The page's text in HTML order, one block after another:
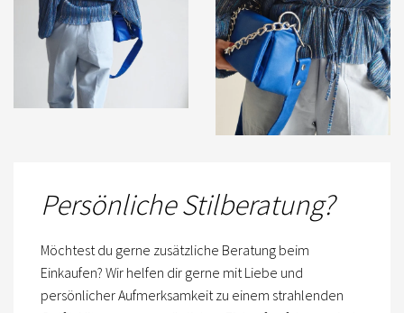
Persönliche Stilberatung?
Möchtest du gerne zusätzliche Beratung beim
Einkaufen? Wir helfen dir gerne mit Liebe und
persönlicher Aufmerksamkeit zu einem strahlenden